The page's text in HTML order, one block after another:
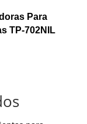
Para
TP-702NIL